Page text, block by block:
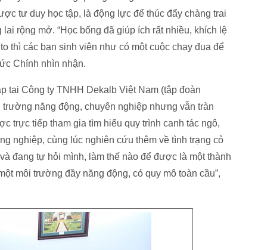
tư duy học tập, là động lực để thúc đẩy chàng trai
rộng mở. “Học bổng đã giúp ích rất nhiều, khích lệ
thì các bạn sinh viên như có một cuộc chạy đua để
Chính nhìn nhận.
tại Công ty TNHH Dekalb Việt Nam (tập đoàn
năng động, chuyên nghiệp nhưng vẫn tràn
trực tiếp tham gia tìm hiểu quy trình canh tác ngô,
nghiệp, cùng lúc nghiên cứu thêm về tình trạng cỏ
đang tự hỏi mình, làm thế nào để được là một thành
môi trường đầy năng động, có quy mô toàn cầu”,